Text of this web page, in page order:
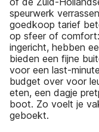
speurwerk
goedkoop tarief
op sfeer of
ingericht, hebben
bieden een fijne
voor een last-
budget over voor
eten, een dagje
boot. Zo voelt je
geboekt.